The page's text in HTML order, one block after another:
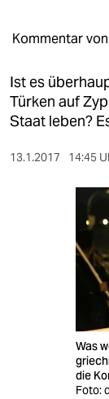
öko
gesellschaft
kultur
wahrheit
veranstaltungen
Kommentar von
Ist es
Türken auf
Staat leben?
13.1.2017 14:45
Was
die
Foto: